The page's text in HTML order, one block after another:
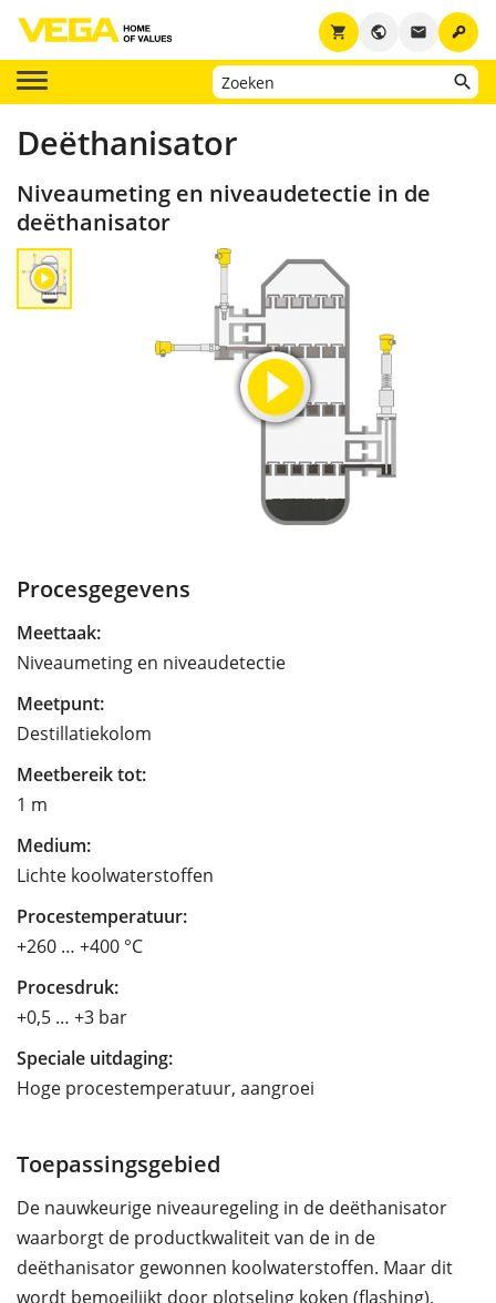
key
email
public
shopping_cart
Deëthanisator
Niveaumeting en niveaudetectie in de
deëthanisator
Procesgegevens
Meettaak:
Niveaumeting en niveaudetectie
Meetpunt:
Destillatiekolom
Meetbereik tot:
1 m
Medium:
Lichte koolwaterstoffen
Procestemperatuur:
+260 … +400 °C
Procesdruk:
+0,5 … +3 bar
Speciale uitdaging:
Hoge procestemperatuur, aangroei
Toepassingsgebied
De nauwkeurige niveauregeling in de deëthanisator
waarborgt de productkwaliteit van de in de
deëthanisator gewonnen koolwaterstoffen. Maar dit
wordt bemoeilijkt door plotseling koken (flashing),